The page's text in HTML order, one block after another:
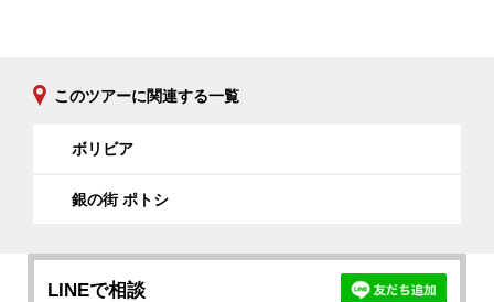
このツアーに関連する一覧
ボリビア
銀の街 ポトシ
LINEで相談